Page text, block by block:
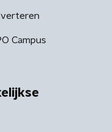
Campus